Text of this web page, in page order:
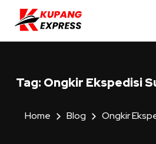
Tag: Ongkir Ekspedisi
Home Blog Ongkir